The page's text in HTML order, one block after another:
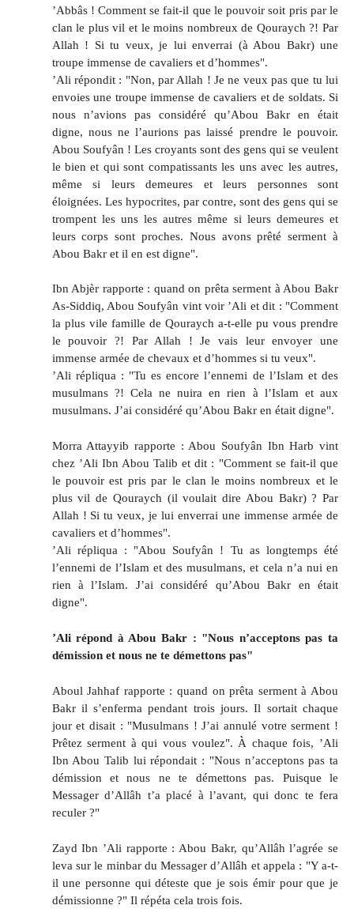
’Abbâs ! Comment se fait-il que le pouvoir soit pris par le
clan le plus vil et le moins nombreux de Qouraych ?! Par
Allah ! Si tu veux, je lui enverrai (à Abou Bakr) une
troupe immense de cavaliers et d’hommes".
’Ali répondit : "Non, par Allah ! Je ne veux pas que tu lui
envoies une troupe immense de cavaliers et de soldats. Si
nous n’avions pas considéré qu’Abou Bakr en était
digne, nous ne l’aurions pas laissé prendre le pouvoir.
Abou Soufyân ! Les croyants sont des gens qui se veulent
le bien et qui sont compatissants les uns avec les autres,
même si leurs demeures et leurs personnes sont
éloignées. Les hypocrites, par contre, sont des gens qui se
trompent les uns les autres même si leurs demeures et
leurs corps sont proches. Nous avons prêté serment à
Abou Bakr et il en est digne".
Ibn Abjèr rapporte : quand on prêta serment à Abou Bakr
As-Siddiq, Abou Soufyân vint voir ’Ali et dit : "Comment
la plus vile famille de Qouraych a-t-elle pu vous prendre
le pouvoir ?! Par Allah ! Je vais leur envoyer une
immense armée de chevaux et d’hommes si tu veux".
’Ali répliqua : "Tu es encore l’ennemi de l’Islam et des
musulmans ?! Cela ne nuira en rien à l’Islam et aux
musulmans. J’ai considéré qu’Abou Bakr en était digne".
Morra Attayyib rapporte : Abou Soufyân Ibn Harb vint
chez ’Ali Ibn Abou Talib et dit : "Comment se fait-il que
le pouvoir est pris par le clan le moins nombreux et le
plus vil de Qouraych (il voulait dire Abou Bakr) ? Par
Allah ! Si tu veux, je lui enverrai une immense armée de
cavaliers et d’hommes".
’Ali répliqua : "Abou Soufyân ! Tu as longtemps été
l’ennemi de l’Islam et des musulmans, et cela n’a nui en
rien à l’Islam. J’ai considéré qu’Abou Bakr en était
digne".
’Ali répond à Abou Bakr : "Nous n’acceptons pas ta
démission et nous ne te démettons pas"
Aboul Jahhaf rapporte : quand on prêta serment à Abou
Bakr il s’enferma pendant trois jours. Il sortait chaque
jour et disait : "Musulmans ! J’ai annulé votre serment !
Prêtez serment à qui vous voulez". À chaque fois, ’Ali
Ibn Abou Talib lui répondait : "Nous n’acceptons pas ta
démission et nous ne te démettons pas. Puisque le
Messager d’Allâh t’a placé à l’avant, qui donc te fera
reculer ?"
Zayd Ibn ’Ali rapporte : Abou Bakr, qu’Allâh l’agrée se
leva sur le minbar du Messager d’Allâh et appela : "Y a-t-
il une personne qui déteste que je sois émir pour que je
démissionne ?" Il répéta cela trois fois.